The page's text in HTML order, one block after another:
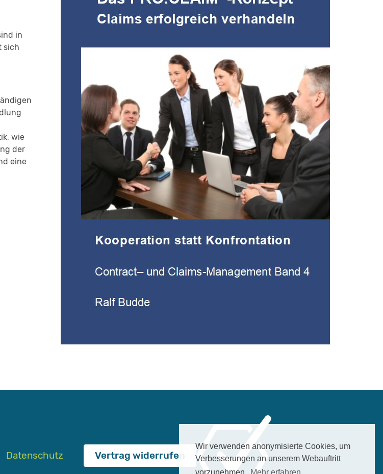
Wir verwenden anonymisierte Cookies, um
Verbesserungen an unserem Webauftritt
in
sich
wie
der
eine
Datenschutz Vertrag widerrufen